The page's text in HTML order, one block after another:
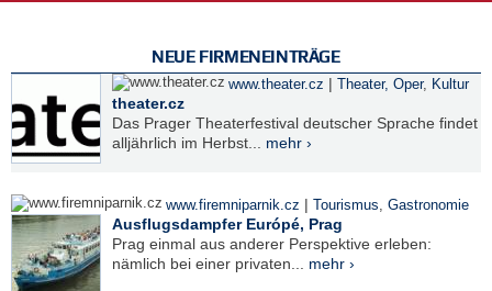
NEUE FIRMENEINTRÄGE
www.theater.cz | Theater, Oper, Kultur
theater.cz
Das Prager Theaterfestival deutscher Sprache findet
alljährlich im Herbst... mehr ›
www.firemniparnik.cz | Tourismus, Gastronomie
Ausflugsdampfer Európé, Prag
Prag einmal aus anderer Perspektive erleben:
nämlich bei einer privaten... mehr ›